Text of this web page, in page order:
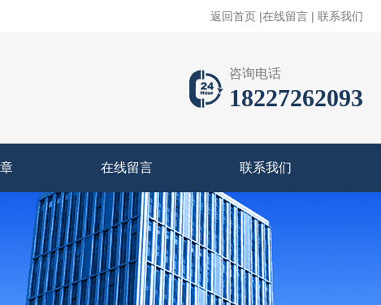
返回首页 |在线留言 | 联系我们
咨询电话
18227262093
在线留言 联系我们